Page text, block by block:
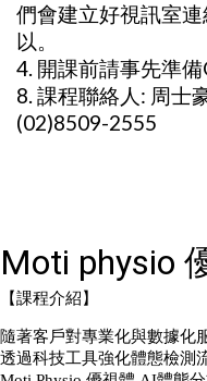
們會建立好視訊室
以。
4. 開課前請事先準
8. 課程聯絡人: 周士
(02)8509-2555